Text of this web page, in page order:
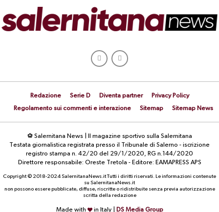
Redazione Serie D Diventa partner
Privacy Policy
Regolamento sui commenti e interazione
Sitemap Sitemap News
⚽ Salernitana News | Il magazine sportivo sulla Salernitana
Testata giornalistica registrata presso il Tribunale di Salerno - iscrizione
registro stampa n. 42/20 del 29/1/2020, RG n.144/2020
Direttore responsabile: Oreste Tretola - Editore: EAMAPRESS APS
Copyright © 2018-2024 SalernitanaNews.it Tutti i diritti riservati. Le informazioni contenute
su SalernitanaNews.it
non possono essere pubblicate, diffuse, riscritte o ridistribuite senza previa autorizzazione
scritta della redazione
Made with in Italy | DS Media Group